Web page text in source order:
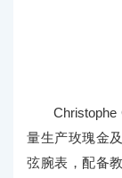
量生产玫瑰金
弦腕表，配备